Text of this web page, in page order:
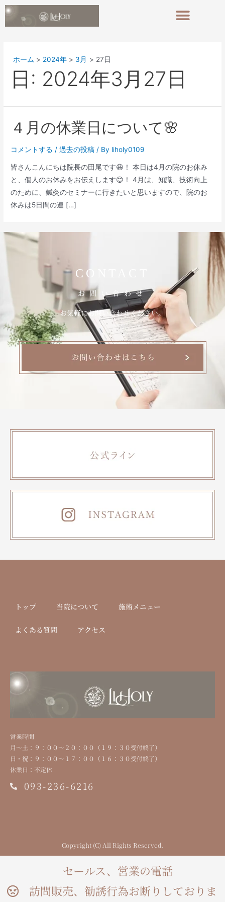
ホーム 2024年 3月 27日
日: 2024年3月27日
４月の休業日について🌸
コメントする /過去の投稿 / By liholy0109
皆さんこんにちは院長の田尾です😆！ 本日は4月の院のお休み
と、個人のお休みをお伝えします😊！ 4月は、知識、技術向上
のために、鍼灸のセミナーに行きたいと思いますので、院のお
休みは5日間の連 […]
CONTACT
お問い合わせ
お気軽にお問い合わせください。
営業時間
⽉〜⼟：９：００〜２０：００（１９：３０受付終了）
⽇・祝：９：００〜１７：００（１６：３０受付終了）
休業⽇：不定休
093-236-6216
トップ 当院について 施術メニュー
よくある質問 アクセス
Copyright (C) All Rights Reserved.
セールス、営業の電話
訪問販売、勧誘行為お断りしておりま